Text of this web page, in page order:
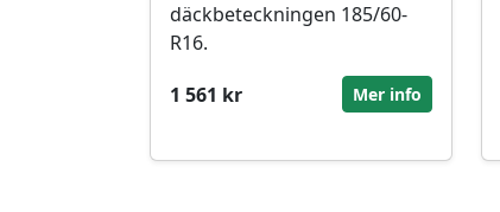
däckbeteckningen 185/60-
R16.
1 561 kr
Mer info